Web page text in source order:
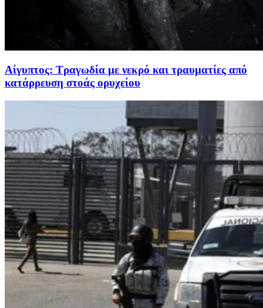
Αίγυπτος: Τραγωδία με νεκρό και τραυματίες από
κατάρρευση στοάς ορυχείου